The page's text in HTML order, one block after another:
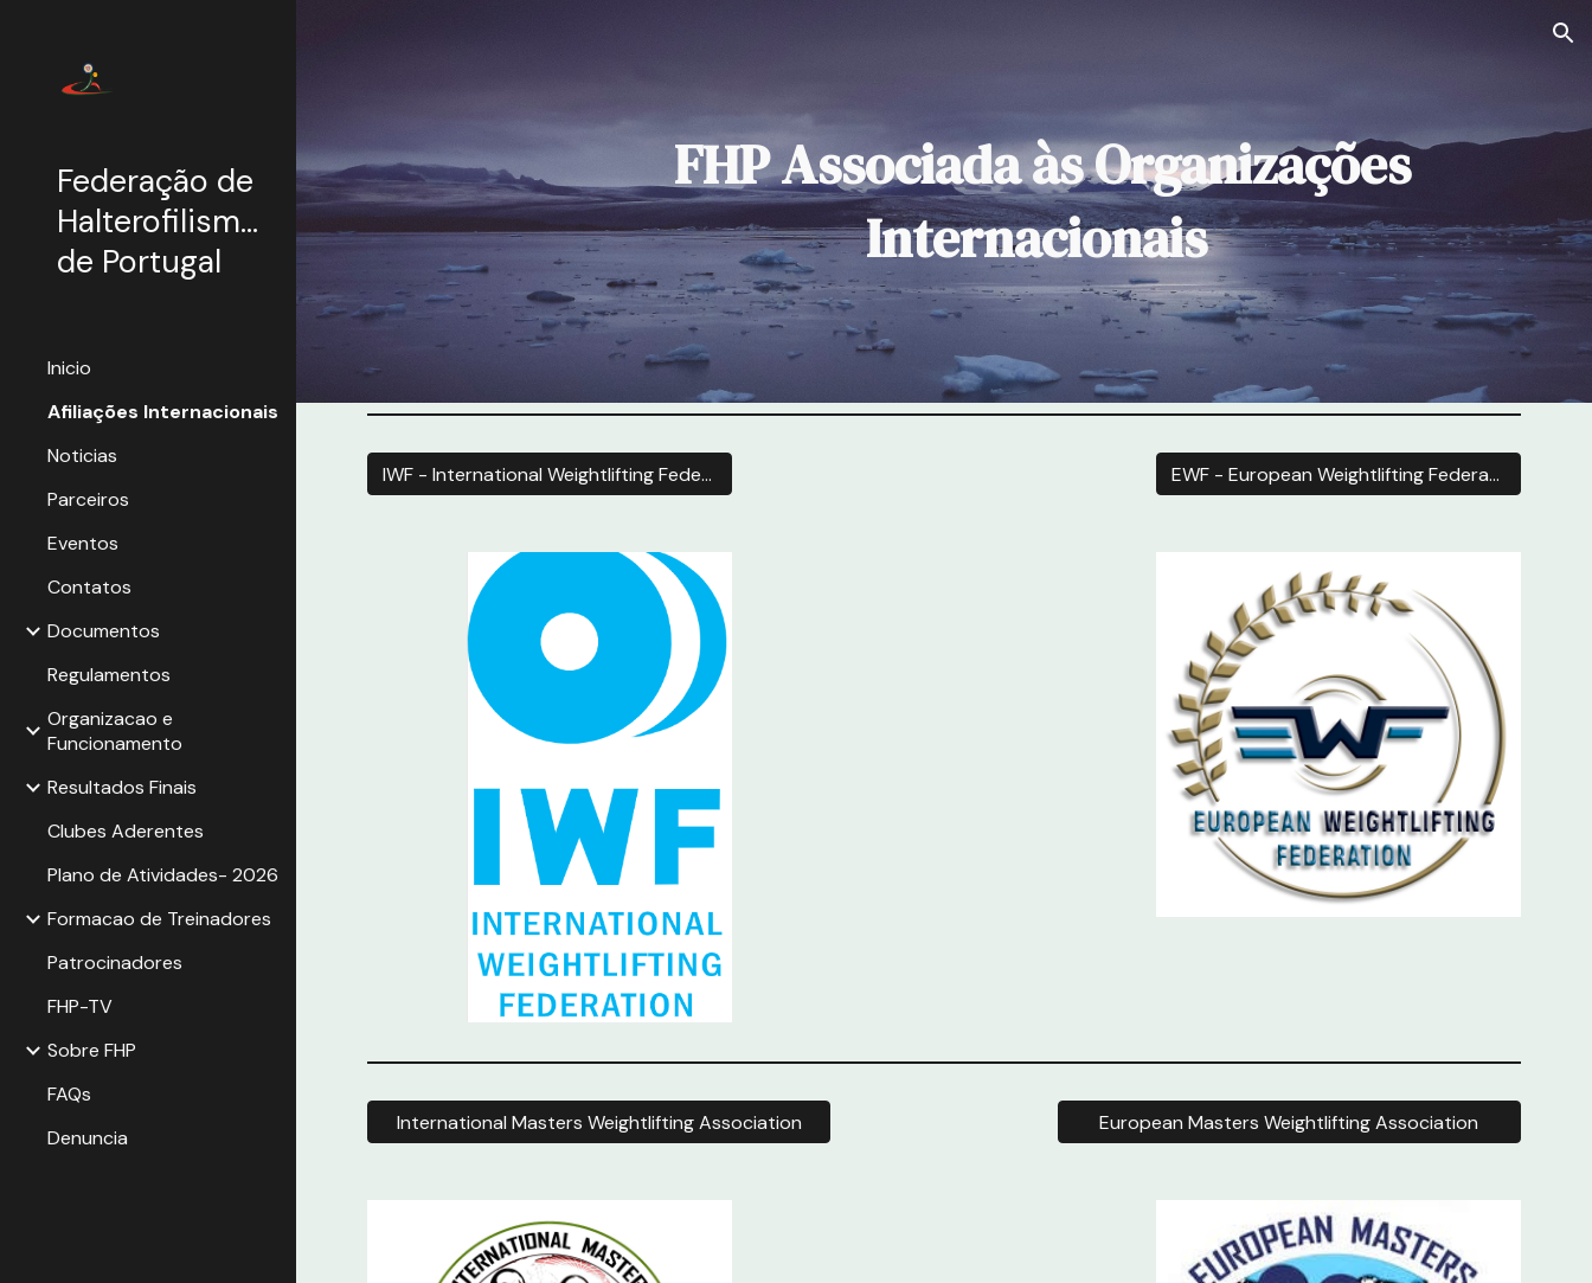
Federação de
Halterofilismo
de Portugal
Inicio
Afiliações Internacionais
Noticias
Parceiros
Eventos
Contatos
Documentos
Regulamentos
Organizacao e
Funcionamento
Resultados Finais
Clubes Aderentes
Plano de Atividades- 2026
Formacao de Treinadores
Patrocinadores
FHP-TV
Sobre FHP
FAQs
Denuncia
FHP Associada às Organizações
Internacionais
IWF - International Weightlifting Federation EWF - European Weightlifting Federation
International Masters Weightlifting Association European Masters Weightlifting Association